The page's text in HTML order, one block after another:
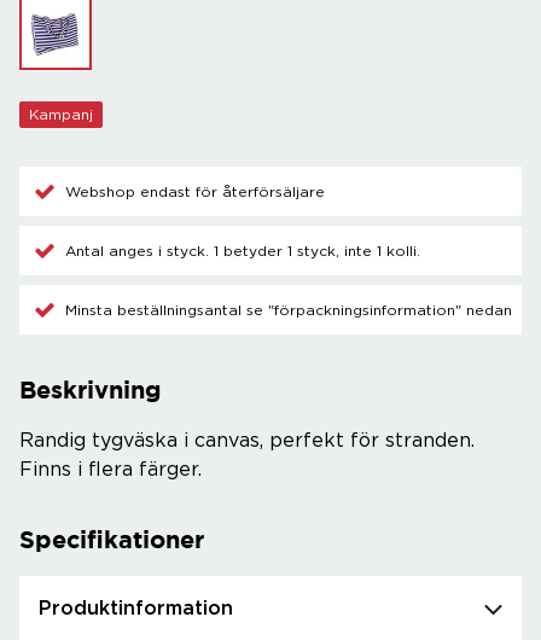
Kampanj
Webshop endast för återförsäljare
Antal anges i styck. 1 betyder 1 styck, inte 1 kolli.
Minsta beställningsantal se "förpackningsinformation" nedan
Beskrivning
Randig tygväska i canvas, perfekt för stranden.
Finns i flera färger.
Specifikationer
Produktinformation